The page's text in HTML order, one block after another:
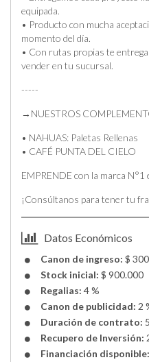
equipada.
• Producto con mucha
momento del día.
• Con rutas propias te
vender en tu sucursal.
-----
→NUESTROS
• NAHUAS: Paletas Rellenas
• CAFÉ PUNTA DEL CIELO
EMPRENDE con la marca N°1
¡Consúltanos para tener tu
Datos Económicos
Canon de ingreso: $
Stock inicial: $ 900.000
Regalias: 4 %
Canon de publicidad: 2
Duración de contrato:
Recupero de Inversión:
Financiación disponible: